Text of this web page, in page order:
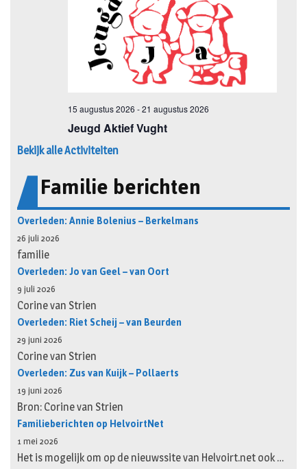
Bekijk alle Activiteiten
Familie berichten
Overleden: Annie Bolenius – Berkelmans
26 juli 2026
familie
Overleden: Jo van Geel – van Oort
9 juli 2026
Corine van Strien
Overleden: Riet Scheij – van Beurden
29 juni 2026
Corine van Strien
Overleden: Zus van Kuijk – Pollaerts
19 juni 2026
Bron: Corine van Strien
Familieberichten op HelvoirtNet
1 mei 2026
Het is mogelijk om op de nieuwssite van Helvoirt.net ook …